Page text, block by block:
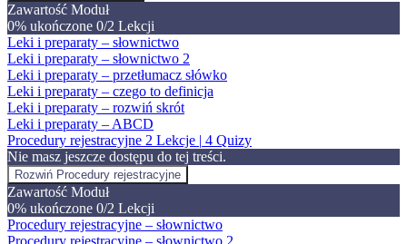
Zawartość Moduł
0% ukończone 0/2 Lekcji
Leki i preparaty – słownictwo
Leki i preparaty – słownictwo 2
Leki i preparaty – przetłumacz słówko
Leki i preparaty – czego to definicja
Leki i preparaty – rozwiń skrót
Leki i preparaty – ABCD
Procedury rejestracyjne 2 Lekcje | 4 Quizy
Nie masz jeszcze dostępu do tej treści.
Rozwiń Procedury rejestracyjne
Zawartość Moduł
0% ukończone 0/2 Lekcji
Procedury rejestracyjne – słownictwo
Procedury rejestracyjne – słownictwo 2